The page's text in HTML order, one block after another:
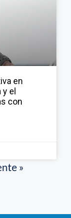
en
el
con
»